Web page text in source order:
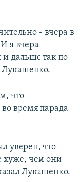
– вчера в
я вчера
и дальше так по
Лукашенко.
что
время парада
уверен, что
хуже, чем они
Лукашенко.